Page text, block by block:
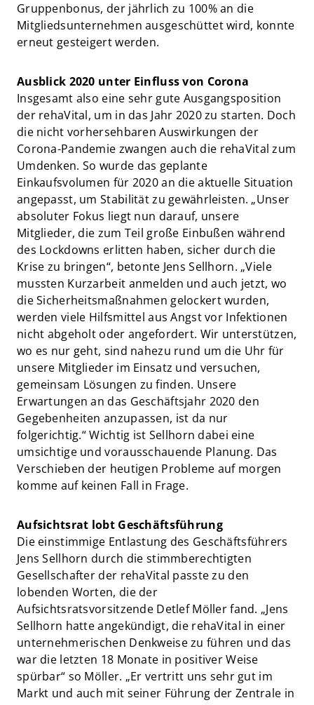
Gruppenbonus, der jährlich zu 100% an die
Mitgliedsunternehmen ausgeschüttet wird, konnte
erneut gesteigert werden.
Ausblick 2020 unter Einfluss von Corona
Insgesamt also eine sehr gute Ausgangsposition
der rehaVital, um in das Jahr 2020 zu starten. Doch
die nicht vorhersehbaren Auswirkungen der
Corona-Pandemie zwangen auch die rehaVital zum
Umdenken. So wurde das geplante
Einkaufsvolumen für 2020 an die aktuelle Situation
angepasst, um Stabilität zu gewährleisten. „Unser
absoluter Fokus liegt nun darauf, unsere
Mitglieder, die zum Teil große Einbußen während
des Lockdowns erlitten haben, sicher durch die
Krise zu bringen“, betonte Jens Sellhorn. „Viele
mussten Kurzarbeit anmelden und auch jetzt, wo
die Sicherheitsmaßnahmen gelockert wurden,
werden viele Hilfsmittel aus Angst vor Infektionen
nicht abgeholt oder angefordert. Wir unterstützen,
wo es nur geht, sind nahezu rund um die Uhr für
unsere Mitglieder im Einsatz und versuchen,
gemeinsam Lösungen zu finden. Unsere
Erwartungen an das Geschäftsjahr 2020 den
Gegebenheiten anzupassen, ist da nur
folgerichtig.“ Wichtig ist Sellhorn dabei eine
umsichtige und vorausschauende Planung. Das
Verschieben der heutigen Probleme auf morgen
komme auf keinen Fall in Frage.
Aufsichtsrat lobt Geschäftsführung
Die einstimmige Entlastung des Geschäftsführers
Jens Sellhorn durch die stimmberechtigten
Gesellschafter der rehaVital passte zu den
lobenden Worten, die der
Aufsichtsratsvorsitzende Detlef Möller fand. „Jens
Sellhorn hatte angekündigt, die rehaVital in einer
unternehmerischen Denkweise zu führen und das
war die letzten 18 Monate in positiver Weise
spürbar“ so Möller. „Er vertritt uns sehr gut im
Markt und auch mit seiner Führung der Zentrale in